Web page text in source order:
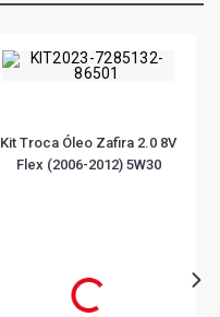
Kit Troca Óleo Zafira 2.0 8V
Flex (2006-2012) 5W30
R$ 174,90